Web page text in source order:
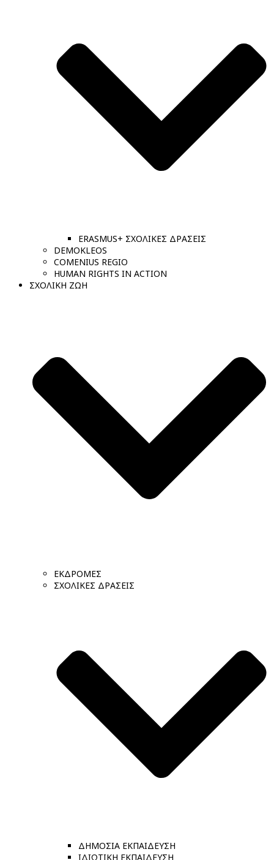
ERASMUS+ ΣΧΟΛΙΚΕΣ ΔΡΑΣΕΙΣ
DEMOKLEOS
COMENIUS REGIO
HUMAN RIGHTS IN ACTION
ΣΧΟΛΙΚΗ ΖΩΗ
ΕΚΔΡΟΜΕΣ
ΣΧΟΛΙΚΕΣ ΔΡΑΣΕΙΣ
ΔΗΜΟΣΙΑ ΕΚΠΑΙΔΕΥΣΗ
ΙΔΙΩΤΙΚΗ ΕΚΠΑΙΔΕΥΣΗ